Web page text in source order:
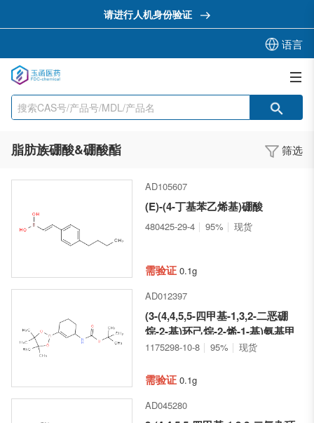
请进行人机身份验证
语言
脂肪族硼酸&硼酸酯 筛选
AD105607
(E)-(4-丁基苯乙烯基)硼酸
480425-29-4 95% 现货
需验证 0.1g
AD012397
(3-(4,4,5,5-四甲基-1,3,2-二恶硼
烷-2-基)环己烷-2-烯-1-基)氨基甲
酸叔丁酯
1175298-10-8 95% 现货
需验证 0.1g
AD045280